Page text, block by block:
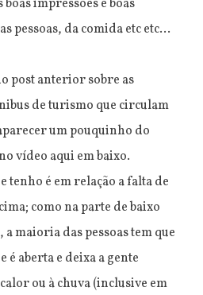
impressões e boas
pessoas, da comida etc etc...
post anterior sobre as
de turismo que circulam
um pouquinho do
vídeo aqui em baixo.
tenho é em relação a falta de
como na parte de baixo
a maioria das pessoas tem que
é aberta e deixa a gente
ou à chuva (inclusive em